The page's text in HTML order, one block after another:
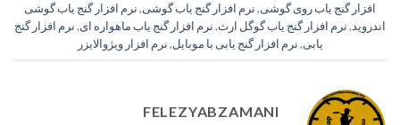
افزار گنج یاب روی گوشی,نرم افزار گنج یاب گوشی,نرم افزار گنج یاب گوشی
اندروید,نرم افزار گنج یاب گوگل ارث,نرم افزار گنج یاب ماهواره ای,نرم افزار گنج
یابی,نرم افزار گنج یابی با موبایل,نرم افزار ویژوالایزر
FELEZYABZAMANI